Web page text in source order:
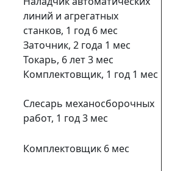
линий и агрегатных
станков, 1 год 6 мес
Заточник, 2 года 1 мес
Токарь, 6 лет 3 мес
Комплектовщик, 1 год 1 мес
Слесарь механосборочных
работ, 1 год 3 мес
Комплектовщик 6 мес